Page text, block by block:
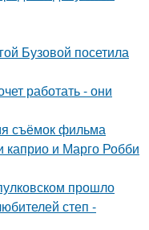
Бузовой посетила
работать - они
съёмок фильма
каприо и Марго Робби
прошло
степ -